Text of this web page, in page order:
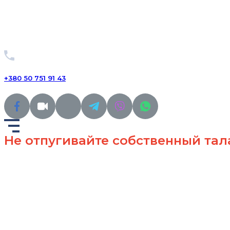
+380 50 751 91 43
Не отпугивайте собственный